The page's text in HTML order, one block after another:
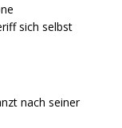
sich selbst
nach seiner